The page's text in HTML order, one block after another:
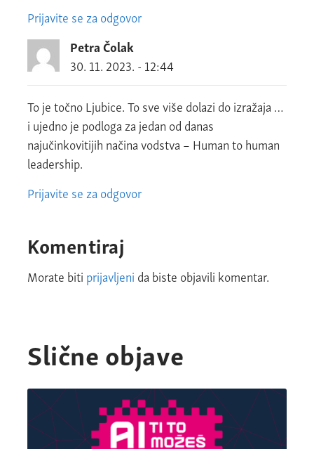
Prijavite se za odgovor
Petra Čolak
30. 11. 2023. - 12:44
To je točno Ljubice. To sve više dolazi do izražaja …
i ujedno je podloga za jedan od danas
najučinkovitijih načina vodstva – Human to human
leadership.
Prijavite se za odgovor
Komentiraj
Morate biti prijavljeni da biste objavili komentar.
Slične objave